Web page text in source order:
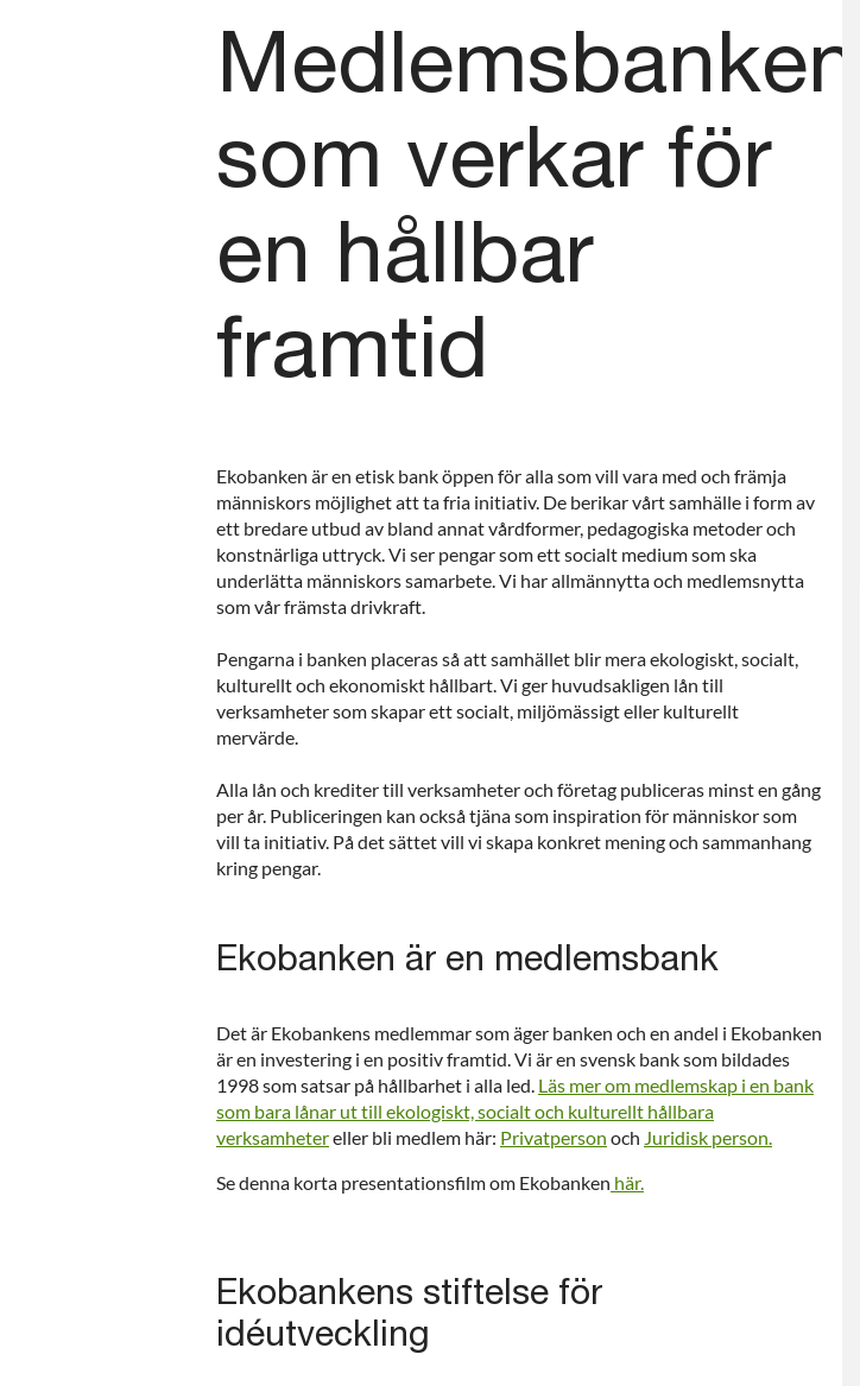
Medlemsbanken
som verkar för
en hållbar
framtid
Ekobanken är en etisk bank öppen för alla som vill vara med och främja
människors möjlighet att ta fria initiativ. De berikar vårt samhälle i form av
ett bredare utbud av bland annat vårdformer, pedagogiska metoder och
konstnärliga uttryck. Vi ser pengar som ett socialt medium som ska
underlätta människors samarbete. Vi har allmännytta och medlemsnytta
som vår främsta drivkraft.
Pengarna i banken placeras så att samhället blir mera ekologiskt, socialt,
kulturellt och ekonomiskt hållbart. Vi ger huvudsakligen lån till
verksamheter som skapar ett socialt, miljömässigt eller kulturellt
mervärde.
Alla lån och krediter till verksamheter och företag publiceras minst en gång
per år. Publiceringen kan också tjäna som inspiration för människor som
vill ta initiativ. På det sättet vill vi skapa konkret mening och sammanhang
kring pengar.
Ekobanken är en medlemsbank
Det är Ekobankens medlemmar som äger banken och en andel i Ekobanken
är en investering i en positiv framtid. Vi är en svensk bank som bildades
1998 som satsar på hållbarhet i alla led. Läs mer om medlemskap i en bank
som bara lånar ut till ekologiskt, socialt och kulturellt hållbara
verksamhetereller bli medlem här: Privatperson och Juridisk person.
Se denna korta presentationsfilm om Ekobanken här.
Ekobankens stiftelse för
idéutveckling